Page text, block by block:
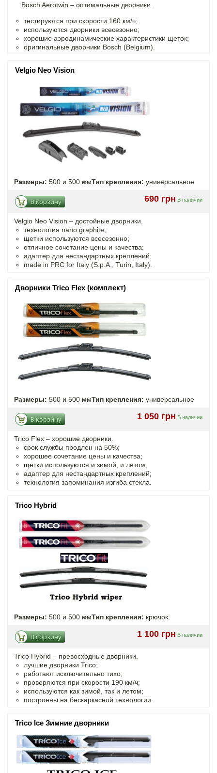
Bosch Aerotwin – оптимальные дворники.
тестируются при скорости 160 км/ч;
используются дворники всесезонно;
хорошие аэродинамические характеристики щеток;
оригинальные дворники Bosch (Belgium).
Velgio Neo Vision
Размеры: 500 и 500 ммТип крепления: универсальное
690 грн В наличии
В корзину
Velgio Neo Vision – достойные дворники.
технология nano graphite;
щетки используются всесезонно;
отличное сочетание цены и качества;
адаптер для нестандартных креплений;
made in PRC for Italy (S.p.A., Turin, Italy).
Дворники Trico Flex (комплект)
Размеры: 500 и 500 ммТип крепления: универсальное
1 050 грн В наличии
В корзину
Trico Flex – хорошие дворники.
срок службы продлен на 50%;
хорошее сочетание цены и качества;
щетки используются и зимой, и летом;
адаптер для нестандартных креплений;
технология запоминания изгиба стекла.
Trico Hybrid
Размеры: 500 и 500 ммТип крепления: крючок
1 100 грн В наличии
В корзину
Trico Hybrid – превосходные дворники.
лучшие дворники Trico;
работают исключительно тихо;
проверяются при скорости 190 км/ч;
используются как зимой, так и летом;
построены на бескаркасной технологии.
Trico Ice Зимние дворники